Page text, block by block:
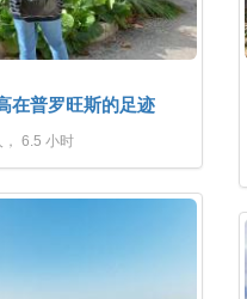
在普罗旺斯的足迹
， 6.5 小时